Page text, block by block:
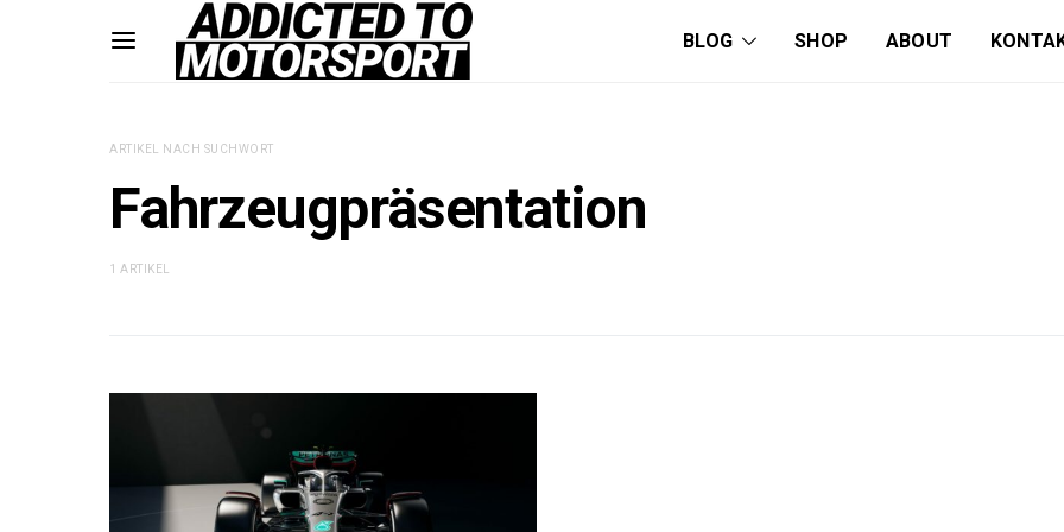
BLOG SHOP ABOUT
ARTIKEL NACH SUCHWORT
Fahrzeugpräsentation
1 ARTIKEL